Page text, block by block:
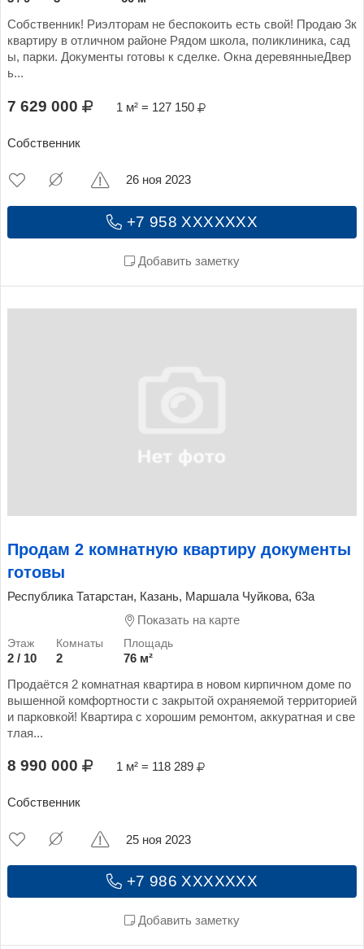
Собственник! Риэлторам не беспокоить есть свой! Продаю 3к
квартиру в отличном районе Рядом школа, поликлиника, сад
ы, парки. Документы готовы к сделке. Окна деревянныеДвер
ь...
7 629 000 1 м² = 127 150
Собственник
+7 958 XXXXXXX
Добавить заметку
26 ноя 2023
Продам 2 комнатную квартиру документы
готовы
Республика Татарстан, Казань, Маршала Чуйкова, 63а
Показать на карте
2 / 10 2
76 м²
Продаётся 2 комнатная квартира в новом кирпичном доме по
вышенной комфортности с закрытой охраняемой территорией
и парковкой! Квартира с хорошим ремонтом, аккуратная и све
тлая...
8 990 000 1 м² = 118 289
Собственник
+7 986 XXXXXXX
Добавить заметку
25 ноя 2023